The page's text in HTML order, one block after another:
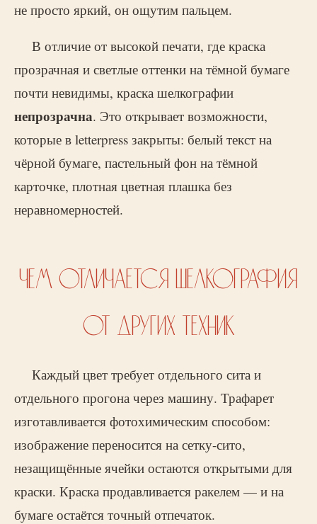
не просто яркий, он ощутим пальцем.
В отличие от высокой печати, где краска
прозрачная и светлые оттенки на тёмной бумаге
почти невидимы, краска шелкографии
непрозрачна. Это открывает возможности,
которые в letterpress закрыты: белый текст на
чёрной бумаге, пастельный фон на тёмной
карточке, плотная цветная плашка без
неравномерностей.
ЧЕМ ОТЛИЧАЕТСЯ ШЕЛКОГРАФИЯ
ОТ ДРУГИХ ТЕХНИК
Каждый цвет требует отдельного сита и
отдельного прогона через машину. Трафарет
изготавливается фотохимическим способом:
изображение переносится на сетку-сито,
незащищённые ячейки остаются открытыми для
краски. Краска продавливается ракелем — и на
бумаге остаётся точный отпечаток.